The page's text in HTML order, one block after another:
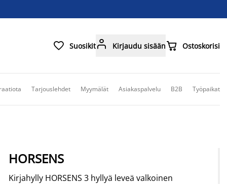
 Suosikit Kirjaudu sisään Ostoskorisi
Tarjouslehdet Myymälät Asiakaspalvelu B2B Työpaikat
HORSENS
Kirjahylly HORSENS 3 hyllyä leveä valkoinen